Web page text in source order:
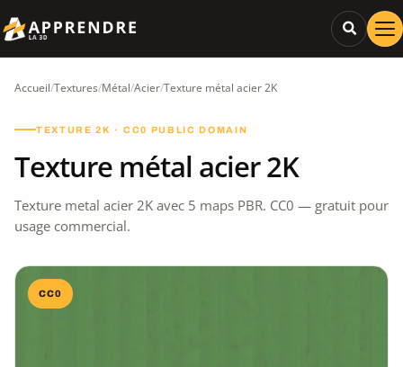
Accueil/Textures/Métal/Acier/Texture métal acier 2K
TEXTURE 2K · CC0 PUBLIC DOMAIN
Texture métal acier 2K
Texture metal acier 2K avec 5 maps PBR. CC0 — gratuit pour
usage commercial.
CC0